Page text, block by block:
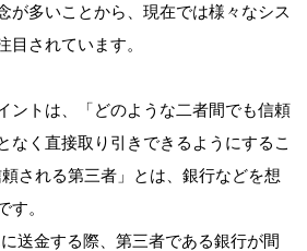
が多いことから、現在では様々なシス
目されています。
ントは、「どのような二者間でも信頼
なく直接取り引きできるようにするこ
される第三者」とは、銀行などを想
す。
送金する際、第三者である銀行が間